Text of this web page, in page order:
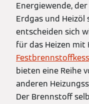
Energiewende,
Erdgas und Heizöl
entscheiden sich
für das Heizen mit
bieten eine Reihe
anderen
Der Brennstoff